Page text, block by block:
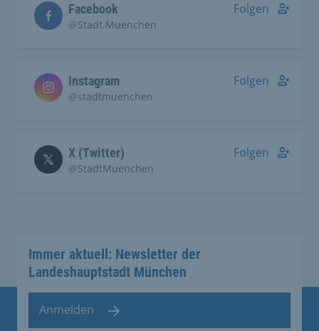
Facebook
@Stadt.Muenchen
Folgen
Instagram
@stadtmuenchen
Folgen
X (Twitter)
@StadtMuenchen
Folgen
Immer aktuell: Newsletter der
Landeshauptstadt München
Anmelden